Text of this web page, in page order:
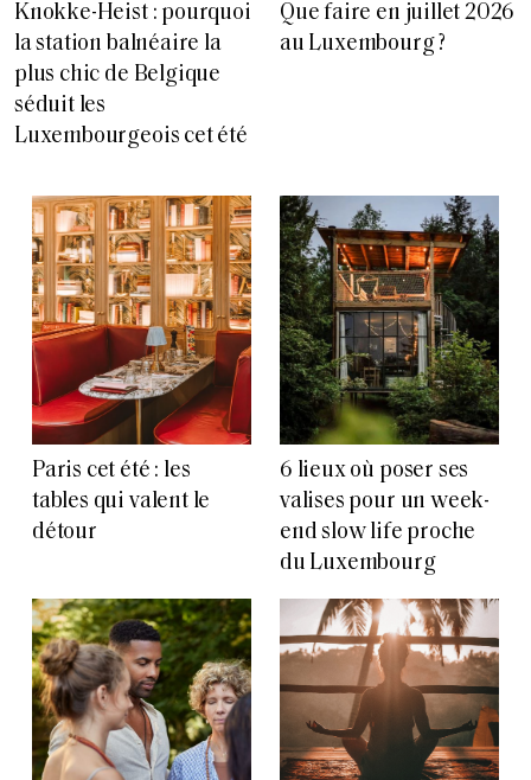
Knokke-Heist : pourquoi
la station balnéaire la
plus chic de Belgique
séduit les
Luxembourgeois cet été
Que faire en juillet 2026
au Luxembourg ?
Paris cet été : les
tables qui valent le
détour
6 lieux où poser ses
valises pour un week-
end slow life proche
du Luxembourg